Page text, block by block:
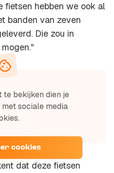
fietsen hebben we ook al
banden van zeven
Die zou in
te bekijken dien je
sociale media
cookies
dat deze fietsen